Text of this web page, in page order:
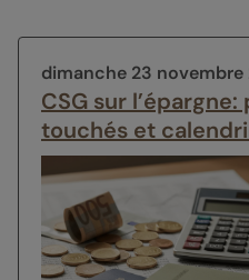
dimanche 23 novembre
CSG sur
touchés et